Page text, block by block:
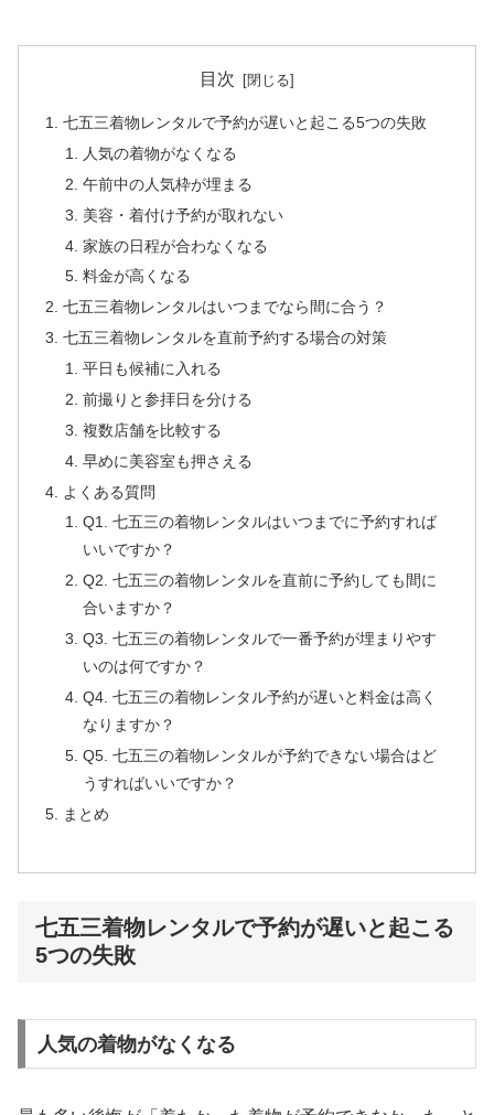
目次
七五三着物レンタルで予約が遅いと起こる5つの失敗
人気の着物がなくなる
午前中の人気枠が埋まる
美容・着付け予約が取れない
家族の日程が合わなくなる
料金が高くなる
七五三着物レンタルはいつまでなら間に合う？
七五三着物レンタルを直前予約する場合の対策
平日も候補に入れる
前撮りと参拝日を分ける
複数店舗を比較する
早めに美容室も押さえる
よくある質問
Q1. 七五三の着物レンタルはいつまでに予約すれば
いいですか？
Q2. 七五三の着物レンタルを直前に予約しても間に
合いますか？
Q3. 七五三の着物レンタルで一番予約が埋まりやす
いのは何ですか？
Q4. 七五三の着物レンタル予約が遅いと料金は高く
なりますか？
Q5. 七五三の着物レンタルが予約できない場合はど
うすればいいですか？
まとめ
七五三着物レンタルで予約が遅いと起こる
5つの失敗
人気の着物がなくなる